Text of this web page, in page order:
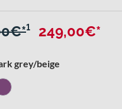
¹ 249,00€*
grey/beige